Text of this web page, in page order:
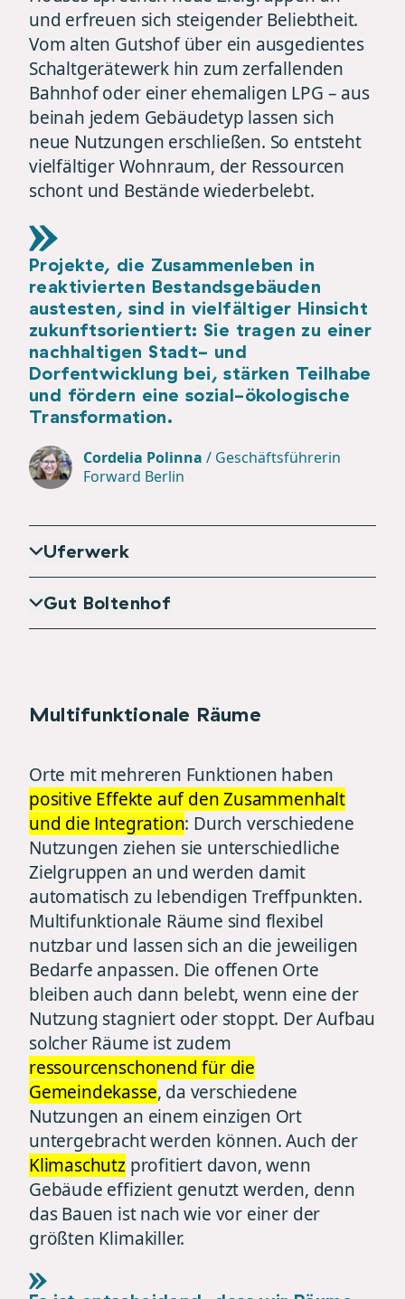
und erfreuen sich steigender Beliebtheit.
Vom alten Gutshof über ein ausgedientes
Schaltgerätewerk hin zum zerfallenden
Bahnhof oder einer ehemaligen LPG – aus
beinah jedem Gebäudetyp lassen sich
neue Nutzungen erschließen. So entsteht
vielfältiger Wohnraum, der Ressourcen
schont und Bestände wiederbelebt.
Projekte, die Zusammenleben in
reaktivierten Bestandsgebäuden
austesten, sind in vielfältiger Hinsicht
zukunftsorientiert: Sie tragen zu einer
nachhaltigen Stadt- und
Dorfentwicklung bei, stärken Teilhabe
und fördern eine sozial-ökologische
Transformation.
Cordelia Polinna / Geschäftsführerin
Forward Berlin
Uferwerk
Gut Boltenhof
Multifunktionale Räume
Orte mit mehreren Funktionen haben
positive Effekte auf den Zusammenhalt
und die Integration: Durch verschiedene
Nutzungen ziehen sie unterschiedliche
Zielgruppen an und werden damit
automatisch zu lebendigen Treffpunkten.
Multifunktionale Räume sind flexibel
nutzbar und lassen sich an die jeweiligen
Bedarfe anpassen. Die offenen Orte
bleiben auch dann belebt, wenn eine der
Nutzung stagniert oder stoppt. Der Aufbau
solcher Räume ist zudem
ressourcenschonend für die
Gemeindekasse, da verschiedene
Nutzungen an einem einzigen Ort
untergebracht werden können. Auch der
Klimaschutzprofitiert davon, wenn
Gebäude effizient genutzt werden, denn
das Bauen ist nach wie vor einer der
größten Klimakiller.